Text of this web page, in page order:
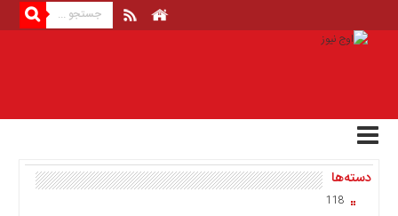
صفحه
اصلی
اخبار
اقتصادی
دسته‌ها
118